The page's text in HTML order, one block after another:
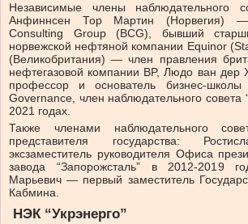
Независимые члены наблюдательного
Анфиннсен Тор Мартин (Норвегия) —
Consulting Group (BCG), бывший
норвежской нефтяной компании Equinor
(Великобритания) — член правления
нефтегазовой компании BP, Людо ван
профессор и основатель бизнес-школы
Governance, член наблюдательного совета
2021 годах.
Также членами наблюдательного
представителя государства:
эксзаместитель руководителя Офиса
завода “Запорожсталь” в 2012-2019
Марьевич — первый заместитель
Кабмина.
НЭК “Укрэнерго”